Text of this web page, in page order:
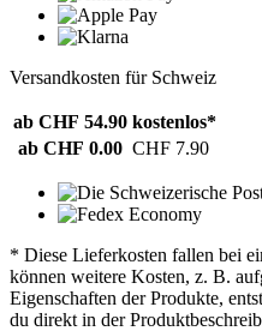
Versandkosten für Schweiz
ab CHF 54.90 kostenlos*
ab CHF 0.00 CHF 7.90
* Diese Lieferkosten fallen bei
können weitere Kosten, z. B.
Eigenschaften der Produkte,
du direkt in der